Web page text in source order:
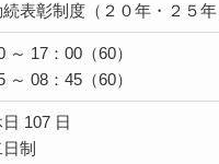
表彰制度（２０年・２５年
～ 17：00（60）
～ 08：45（60）
107 日
制